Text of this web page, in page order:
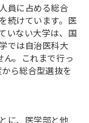
員に占める総合
続けています。医
いない大学は、国
では自治医科大
。これまで行っ
ら総合型選抜を
に、医学部と他